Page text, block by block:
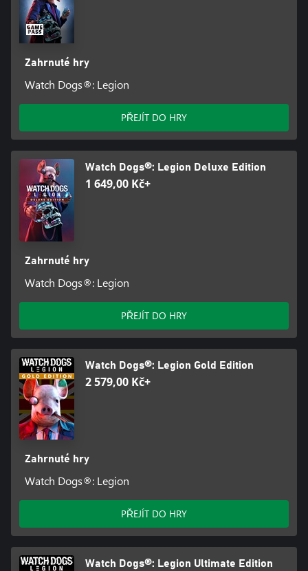
Zahrnuté hry
Watch Dogs®: Legion
PŘEJÍT DO HRY
Watch Dogs®: Legion Deluxe Edition
1 649,00 Kč+
Zahrnuté hry
Watch Dogs®: Legion
PŘEJÍT DO HRY
Watch Dogs®: Legion Gold Edition
2 579,00 Kč+
Zahrnuté hry
Watch Dogs®: Legion
PŘEJÍT DO HRY
Watch Dogs®: Legion Ultimate Edition